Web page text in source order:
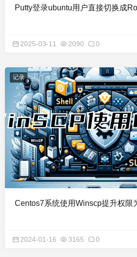
Putty登录ubuntu用户直接切换成
2025-03-11 2090 0
记录
Centos7系统使用Winscp提升权限
2024-01-16 3165 0